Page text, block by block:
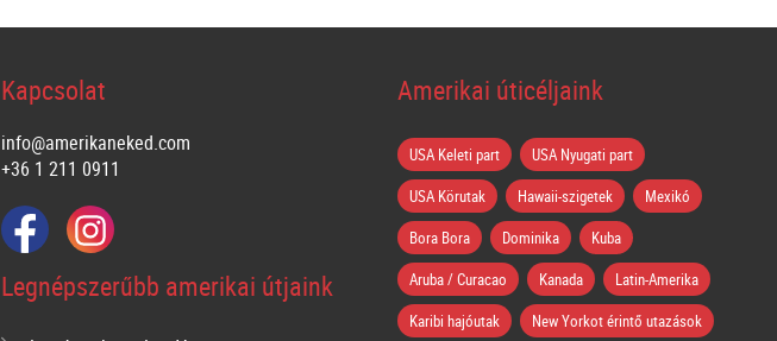
Kapcsolat
info@amerikaneked.com
+36 1 211 0911
Legnépszerűbb amerikai útjaink
Amerikai úticéljaink
USA Keleti part
USA Nyugati part
USA Körutak
Hawaii-szigetek
Mexikó
Bora Bora
Dominika
Kuba
Aruba / Curacao
Kanada
Latin-Amerika
Karibi hajóutak
New Yorkot érintő utazások